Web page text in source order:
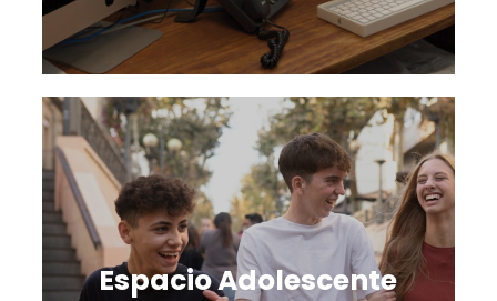
Espacio Adolescente